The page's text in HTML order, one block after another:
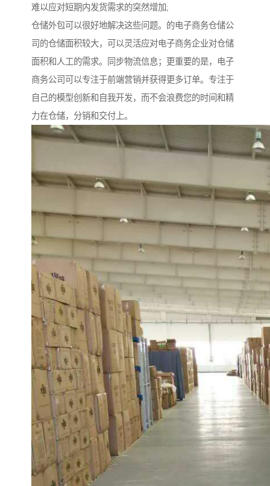
难以应对短期内发货需求的突然增加;
仓储外包可以很好地解决这些问题。的电子商务仓储公
司的仓储面积较大，可以灵活应对电子商务企业对仓储
面积和人工的需求。同步物流信息；更重要的是，电子
商务公司可以专注于前端营销并获得更多订单。专注于
自己的模型创新和自我开发，而不会浪费您的时间和精
力在仓储，分销和交付上。